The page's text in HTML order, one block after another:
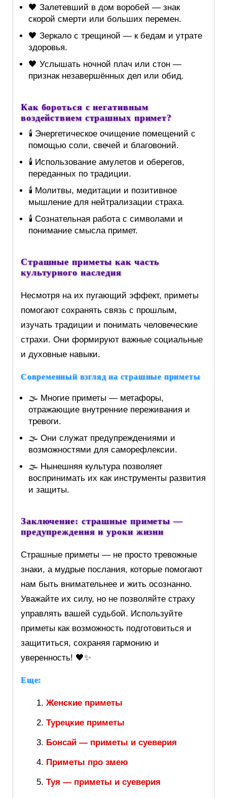
🖤 Залетевший в дом воробей — знак
скорой смерти или больших перемен.
🖤 Зеркало с трещиной — к бедам и утрате
здоровья.
🖤 Услышать ночной плач или стон —
признак незавершённых дел или обид.
Как бороться с негативным
воздействием страшных примет?
🕯️ Энергетическое очищение помещений с
помощью соли, свечей и благовоний.
🕯️ Использование амулетов и оберегов,
переданных по традиции.
🕯️ Молитвы, медитации и позитивное
мышление для нейтрализации страха.
🕯️ Сознательная работа с символами и
понимание смысла примет.
Страшные приметы как часть
культурного наследия
Несмотря на их пугающий эффект, приметы
помогают сохранять связь с прошлым,
изучать традиции и понимать человеческие
страхи. Они формируют важные социальные
и духовные навыки.
Современный взгляд на страшные приметы
🌫️ Многие приметы — метафоры,
отражающие внутренние переживания и
тревоги.
🌫️ Они служат предупреждениями и
возможностями для саморефлексии.
🌫️ Нынешняя культура позволяет
воспринимать их как инструменты развития
и защиты.
Заключение: страшные приметы —
предупреждения и уроки жизни
Страшные приметы — не просто тревожные
знаки, а мудрые послания, которые помогают
нам быть внимательнее и жить осознанно.
Уважайте их силу, но не позволяйте страху
управлять вашей судьбой. Используйте
приметы как возможность подготовиться и
защититься, сохраняя гармонию и
уверенность! 🖤✨
Еще:
Женские приметы
Турецкие приметы
Бонсай — приметы и суеверия
Приметы про змею
Туя — приметы и суеверия